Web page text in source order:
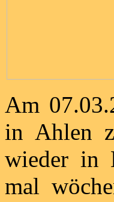
Am
in Ahlen
wieder in
mal